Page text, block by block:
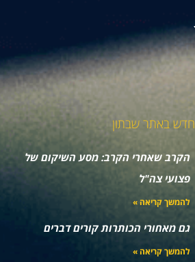
חדש באתר שבתון
הקרב שאחרי הקרב: מסע השיקום של
פצועי צה"ל
להמשך קריאה »
גם מאחורי הכותרות קורים דברים
להמשך קריאה »